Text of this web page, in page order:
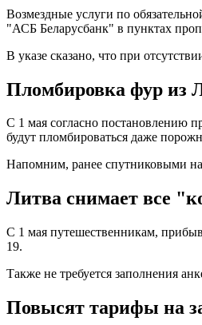
Возмездные услуги по
"АСБ Беларусбанк" в пунктах
В указе сказано, что при
Пломбировка фур из
С 1 мая согласно постановлению
будут пломбироваться даже
Напомним, ранее спутниковыми
Литва снимает все
С 1 мая путешественникам,
19.
Также не требуется заполнения
Повысят тарифы на